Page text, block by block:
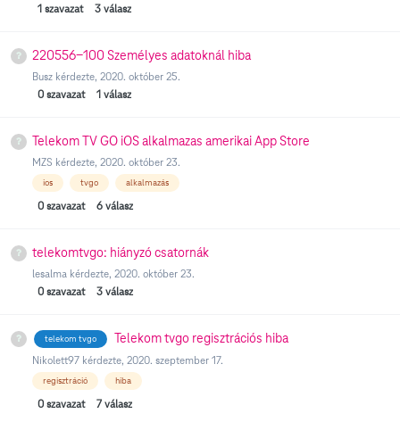
1 szavazat 3 válasz
220556-100 Személyes adatoknál hiba
Busz kérdezte, 2020. október 25.
0 szavazat 1 válasz
Telekom TV GO iOS alkalmazas amerikai App Store
MZS kérdezte, 2020. október 23.
ios tvgo alkalmazás
0 szavazat 6 válasz
telekomtvgo: hiányzó csatornák
lesalma kérdezte, 2020. október 23.
0 szavazat 3 válasz
telekom tvgo Telekom tvgo regisztrációs hiba
Nikolett97 kérdezte, 2020. szeptember 17.
regisztráció hiba
0 szavazat 7 válasz